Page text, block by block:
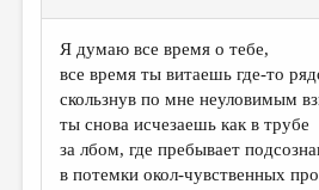
ЛИТСАЛОН
НОВОСТИ
ПРАВИЛА САЙТА
ОТДЕЛЫ И РУБРИКИ
Я думаю все время о тебе,
все время ты витаешь где-то
скользнув по мне неуловимым
ты снова исчезаешь как в трубе
за лбом, где пребывает
в потемки окол-чувственных